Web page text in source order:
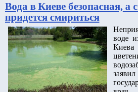
Вода в Киеве безопасная, а
придется смириться
воде
Киева